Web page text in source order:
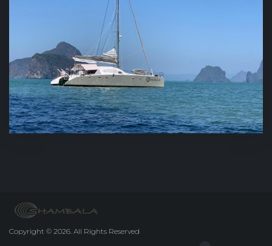
Copyright © 2026. All Rights Reserved